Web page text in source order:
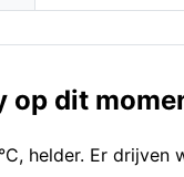
op dit
helder. Er